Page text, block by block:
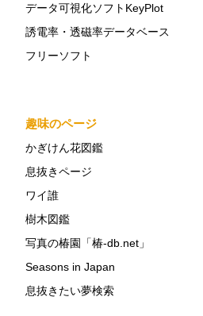
データ可視化ソフトKeyPlot
誘電率・透磁率データベース
フリーソフト
趣味のページ
かぎけん花図鑑
息抜きページ
ワイ誰
樹木図鑑
写真の椿園「椿-db.net」
Seasons in Japan
息抜きたい夢検索